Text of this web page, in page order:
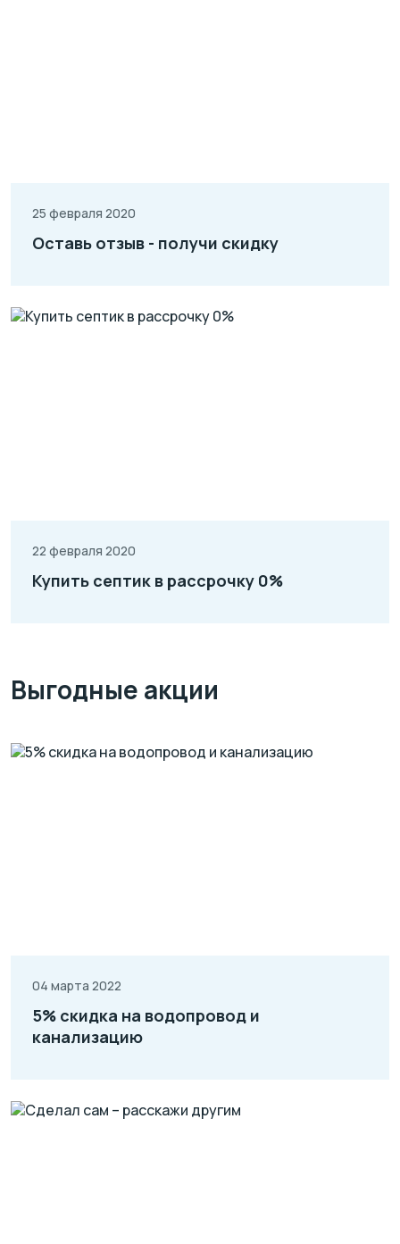
25 февраля 2020
Оставь отзыв - получи скидку
22 февраля 2020
Купить септик в рассрочку 0%
Выгодные акции
04 марта 2022
5% скидка на водопровод и
канализацию